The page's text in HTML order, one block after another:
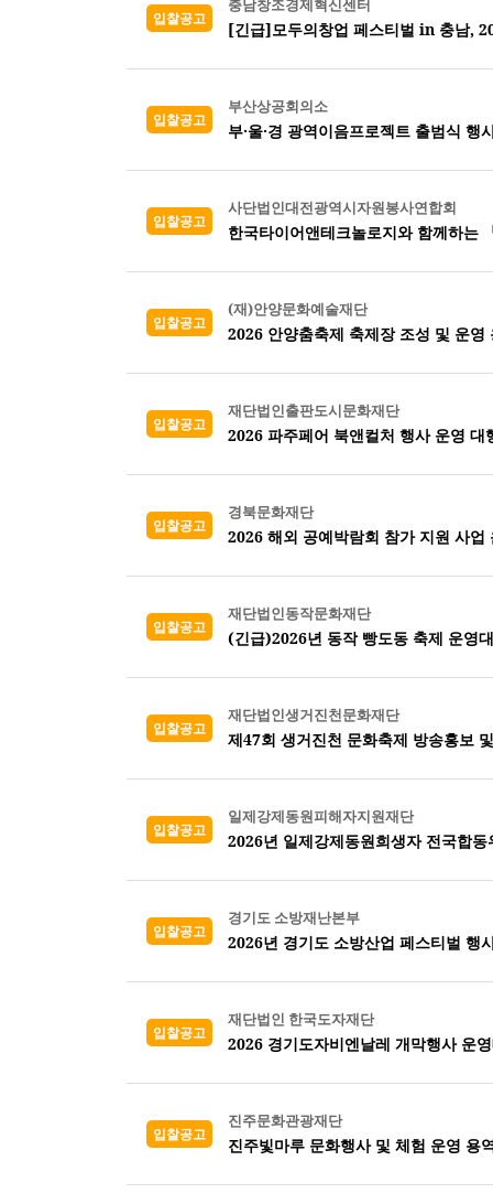
입찰공고
충남창조경제혁신센터
[긴급]모두의창업 페스티벌 in 충남,
입찰공고
부산상공회의소
부·울·경 광역이음프로젝트 출범식 행
입찰공고
사단법인대전광역시자원봉사연합회
한국타이어앤테크놀로지와 함께하는
입찰공고
(재)안양문화예술재단
2026 안양춤축제 축제장 조성 및 운영
입찰공고
재단법인출판도시문화재단
2026 파주페어 북앤컬처 행사 운영 대
입찰공고
경북문화재단
2026 해외 공예박람회 참가 지원 사업
입찰공고
재단법인동작문화재단
(긴급)2026년 동작 빵도동 축제 운영
입찰공고
재단법인생거진천문화재단
제47회 생거진천 문화축제 방송홍보
입찰공고
일제강제동원피해자지원재단
2026년 일제강제동원희생자 전국합
입찰공고
경기도 소방재난본부
2026년 경기도 소방산업 페스티벌 행
입찰공고
재단법인 한국도자재단
2026 경기도자비엔날레 개막행사 운
입찰공고
진주문화관광재단
진주빛마루 문화행사 및 체험 운영 용